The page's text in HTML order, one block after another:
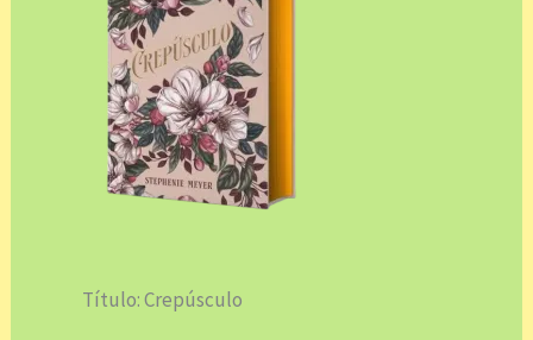
Título: Crepúsculo